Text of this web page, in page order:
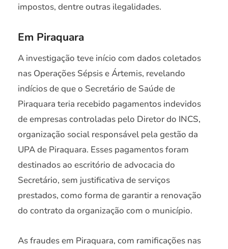
impostos, dentre outras ilegalidades.
Em Piraquara
A investigação teve início com dados coletados
nas Operações Sépsis e Ártemis, revelando
indícios de que o Secretário de Saúde de
Piraquara teria recebido pagamentos indevidos
de empresas controladas pelo Diretor do INCS,
organização social responsável pela gestão da
UPA de Piraquara. Esses pagamentos foram
destinados ao escritório de advocacia do
Secretário, sem justificativa de serviços
prestados, como forma de garantir a renovação
do contrato da organização com o município.
As fraudes em Piraquara, com ramificações nas